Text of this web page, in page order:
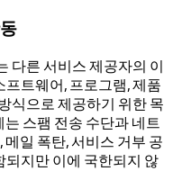
다른 서비스 제공자의 이
트웨어, 프로그램, 제품
식으로 제공하기 위한 목
스팸 전송 수단과 네트
일 폭탄, 서비스 거부 공
되지만 이에 국한되지 않